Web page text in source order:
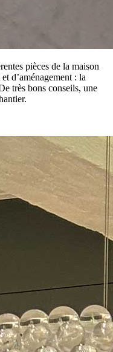
pièces de la maison
d’aménagement : la
très bons conseils, une